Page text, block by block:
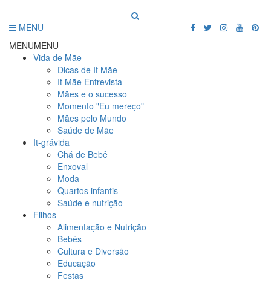
MENU
MENUMENU
Vida de Mãe
Dicas de It Mãe
It Mãe Entrevista
Mães e o sucesso
Momento "Eu mereço"
Mães pelo Mundo
Saúde de Mãe
It-grávida
Chá de Bebê
Enxoval
Moda
Quartos infantis
Saúde e nutrição
Filhos
Alimentação e Nutrição
Bebês
Cultura e Diversão
Educação
Festas